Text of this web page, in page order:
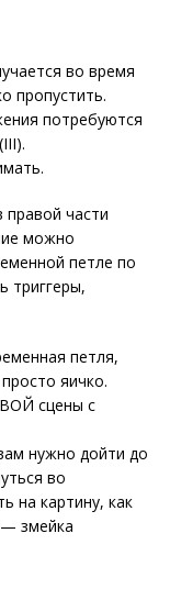
во время
пропустить.
потребуются
правой части
можно
петле по
триггеры,
петля,
яичко.
сцены с
нужно дойти до
во
на картину, как
змейка